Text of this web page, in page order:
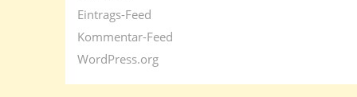
Eintrags-Feed
Kommentar-Feed
WordPress.org